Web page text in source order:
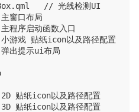
// 光线检测UI
主窗口布局
程序启动函数入口
戏 贴纸icon以及路径配置
出提示ui布局
贴纸icon以及路径配置
贴纸icon以及路径配置